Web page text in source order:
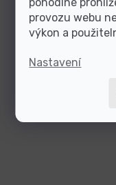
provozu webu
výkon a
Nastavení